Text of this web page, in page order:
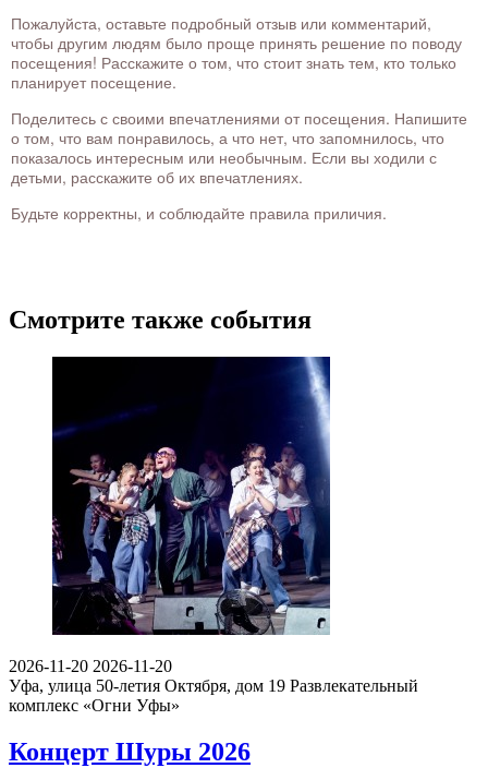
Пожалуйста, оставьте подробный отзыв или комментарий,
чтобы другим людям было проще принять решение по поводу
посещения! Расскажите о том, что стоит знать тем, кто только
планирует посещение.
Поделитесь с своими впечатлениями от посещения. Напишите
о том, что вам понравилось, а что нет, что запомнилось, что
показалось интересным или необычным. Если вы ходили с
детьми, расскажите об их впечатлениях.
Будьте корректны, и соблюдайте правила приличия.
Смотрите также события
2026-11-20 2026-11-20
Уфа, улица 50-летия Октября, дом 19 Развлекательный
комплекс «Огни Уфы»
Концерт Шуры 2026